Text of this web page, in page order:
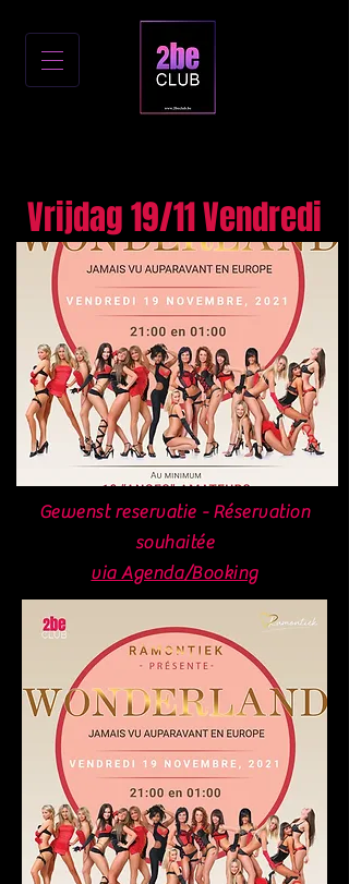
Vrijdag 19/11 Vendredi
Gewenst reservatie - Réservation
souhaitée
via Agenda/Booking